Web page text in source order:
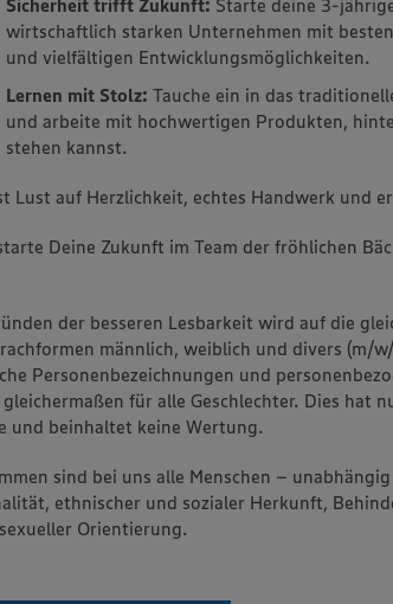
wirtschaftlich starken Unternehmen mit
und vielfältigen Entwicklungsmöglichkeiten.
Lernen mit Stolz:Tauche ein in das
und arbeite mit hochwertigen Produkten,
stehen kannst.
Lust auf Herzlichkeit, echtes Handwerk und
Deine Zukunft im Team der fröhlichen
der besseren Lesbarkeit wird auf die
männlich, weiblich und divers (m/
Personenbezeichnungen und
für alle Geschlechter. Dies hat
und beinhaltet keine Wertung.
sind bei uns alle Menschen –
ethnischer und sozialer Herkunft,
Orientierung.